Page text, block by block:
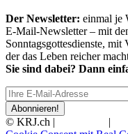
Der Newsletter: einmal je
E-Mail-Newsletter – mit
Sonntagsgottesdienste, mit
der das Leben reicher
Sie sind dabei? Dann
Abonnieren!
© KRJ.ch | |